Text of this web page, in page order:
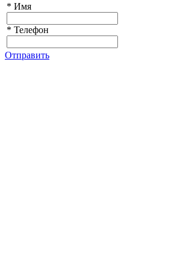
* Имя
* Телефон
Отправить